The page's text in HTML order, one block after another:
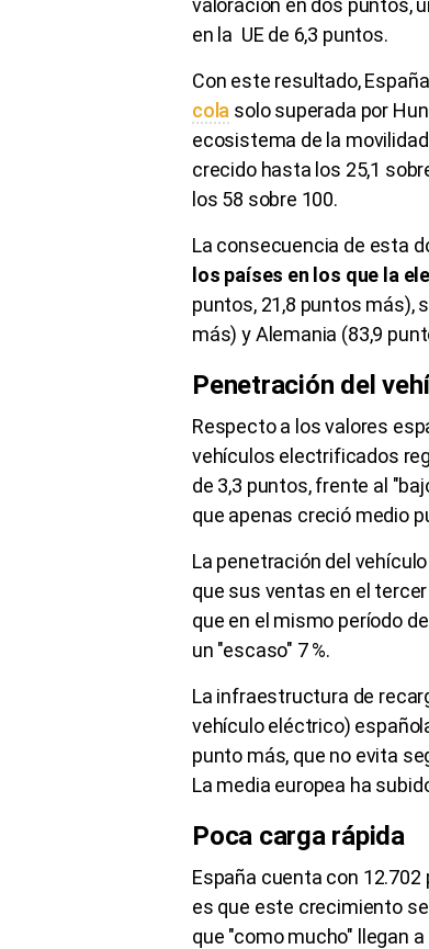
valoración en dos puntos,
en la UE de 6,3 puntos.
Con este resultado,
cola solo superada por
ecosistema de la
crecido hasta los 25,1
los 58 sobre 100.
La consecuencia de esta
los países en los que la
puntos, 21,8 puntos más),
más) y Alemania (83,9
Penetración del
Respecto a los valores
vehículos electrificados
de 3,3 puntos, frente al
que apenas creció medio
La penetración del
que sus ventas en el
que en el mismo período
un "escaso" 7 %.
La infraestructura de
vehículo eléctrico)
punto más, que no evita
La media europea ha
Poca carga rápida
España cuenta con 12.702
es que este crecimiento
que "como mucho" llegan